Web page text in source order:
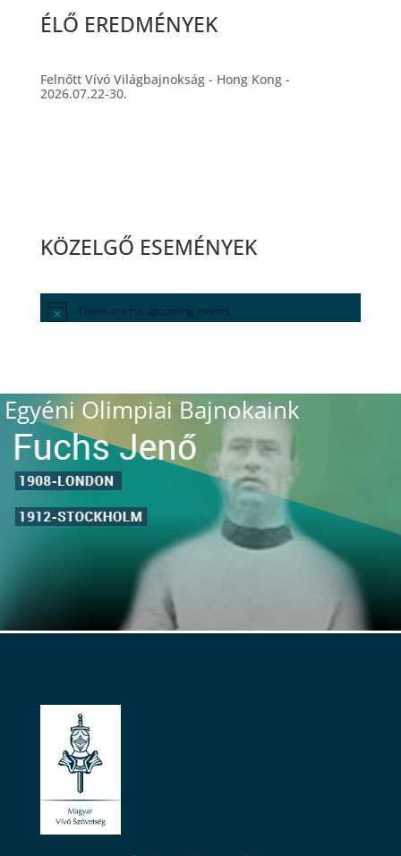
ÉLŐ EREDMÉNYEK
Felnőtt Vívó Világbajnokság - Hong Kong -
2026.07.22-30.
KÖZELGŐ ESEMÉNYEK
There are no upcoming events.
Egyéni Olimpiai Bajnokaink